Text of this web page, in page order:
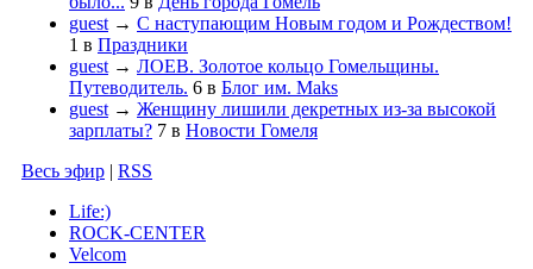
guest → С наступающим Новым годом и Рождеством!
1 в Праздники
guest → ЛОЕВ. Золотое кольцо Гомельщины.
Путеводитель. 6 в Блог им. Maks
guest → Женщину лишили декретных из-за высокой
зарплаты? 7 в Новости Гомеля
Весь эфир | RSS
Life:)
ROCK-CENTER
Velcom